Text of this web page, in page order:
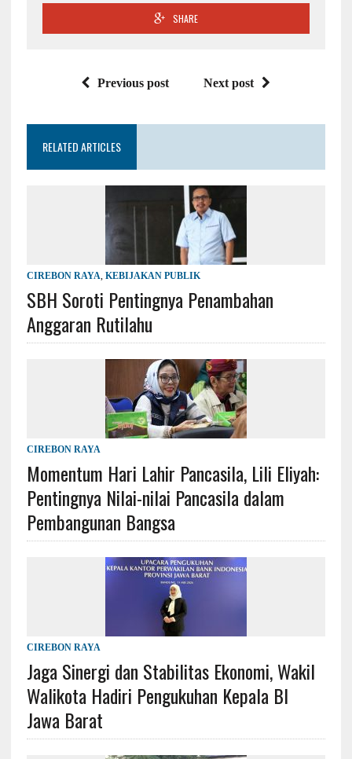
SHARE
Previous post Next post
RELATED ARTICLES
CIREBON RAYA, KEBIJAKAN PUBLIK
SBH Soroti Pentingnya Penambahan
Anggaran Rutilahu
CIREBON RAYA
Momentum Hari Lahir Pancasila, Lili Eliyah:
Pentingnya Nilai-nilai Pancasila dalam
Pembangunan Bangsa
CIREBON RAYA
Jaga Sinergi dan Stabilitas Ekonomi, Wakil
Walikota Hadiri Pengukuhan Kepala BI
Jawa Barat